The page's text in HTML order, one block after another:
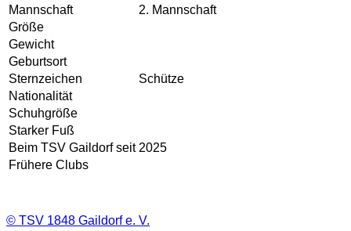
Mannschaft
2. Mannschaft
Größe
Gewicht
Geburtsort
Sternzeichen
Schütze
Nationalität
Schuhgröße
Starker Fuß
Beim TSV Gaildorf seit 2025
Frühere Clubs
© TSV 1848 Gaildorf e. V.